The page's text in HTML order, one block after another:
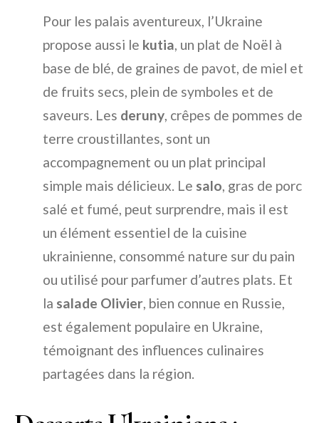
Pour les palais aventureux, l’Ukraine
propose aussi le kutia, un plat de Noël à
base de blé, de graines de pavot, de miel et
de fruits secs, plein de symboles et de
saveurs. Les deruny, crêpes de pommes de
terre croustillantes, sont un
accompagnement ou un plat principal
simple mais délicieux. Le salo, gras de porc
salé et fumé, peut surprendre, mais il est
un élément essentiel de la cuisine
ukrainienne, consommé nature sur du pain
ou utilisé pour parfumer d’autres plats. Et
la salade Olivier, bien connue en Russie,
est également populaire en Ukraine,
témoignant des influences culinaires
partagées dans la région.